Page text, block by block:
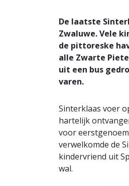
De laatste
Zwaluwe. Vele
de pittoreske
alle Zwarte
uit een bus
varen.
Sinterklaas voer
hartelijk
voor
verwelkomde de
kindervriend uit
wal.